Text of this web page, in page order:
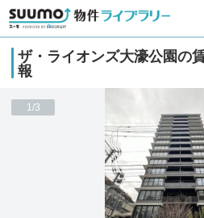
ザ・ライオンズ大濠公園の
報
1/3